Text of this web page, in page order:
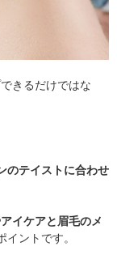
きるだけではな
のテイストに合わせ
イケアと眉毛のメ
イントです。